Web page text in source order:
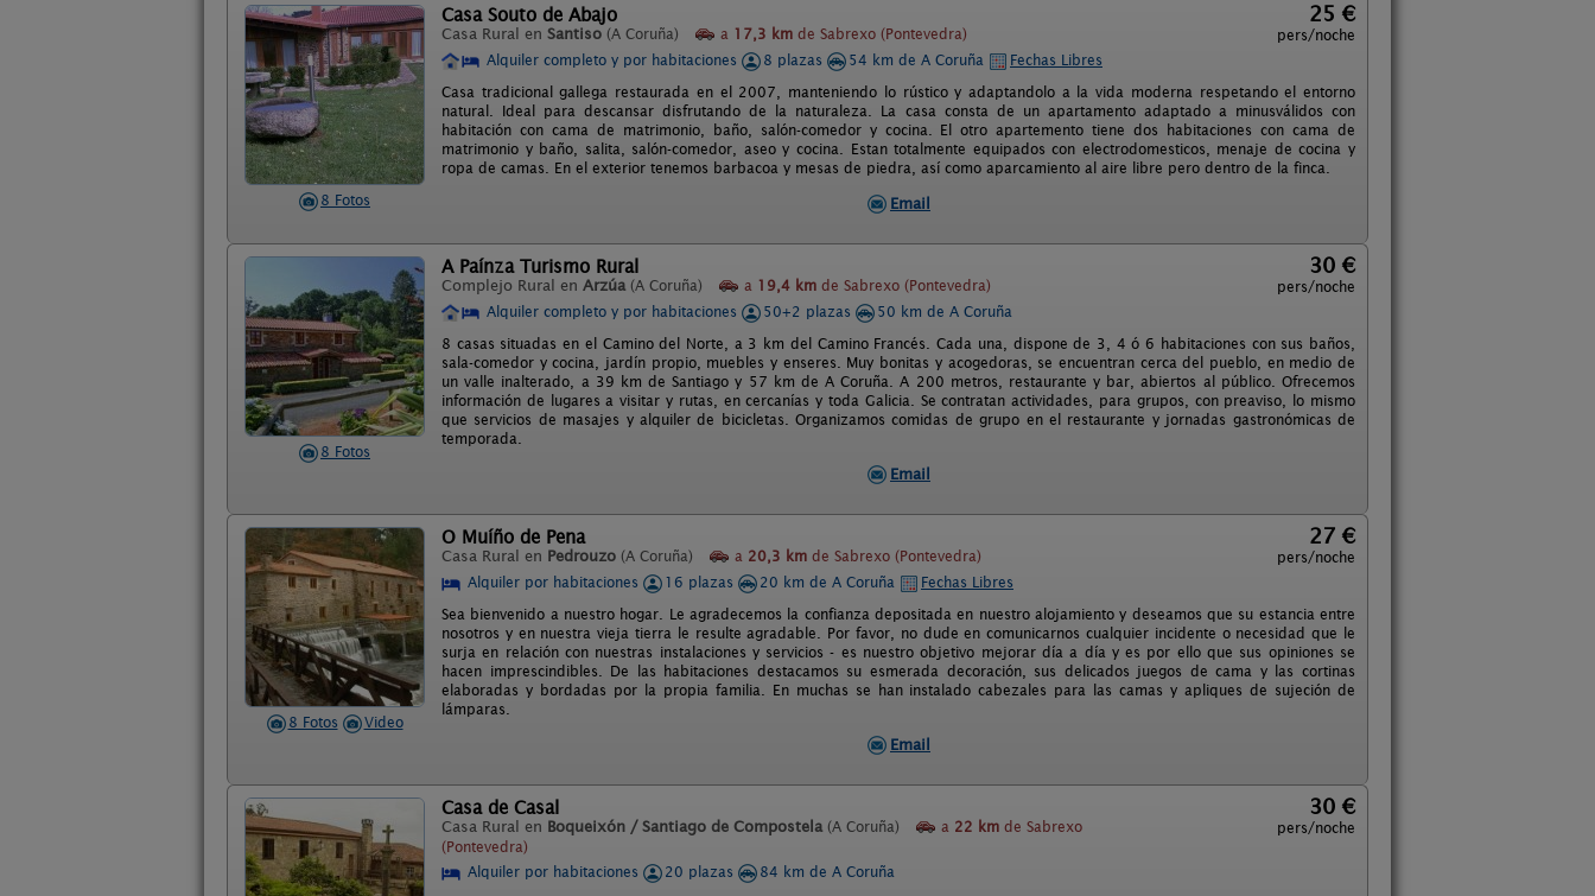
8 Fotos
Casa Souto de Abajo
Casa Rural en Santiso (A Coruña) a 17,3 km de Sabrexo (Pontevedra)
25 €
pers/noche
Alquiler completo y por habitaciones
8 plazas 54 km de A Coruña
Fechas Libres
Casa tradicional gallega restaurada en el 2007, manteniendo lo rústico y adaptandolo a la vida moderna respetando el entorno
natural. Ideal para descansar disfrutando de la naturaleza. La casa consta de un apartamento adaptado a minusválidos con
habitación con cama de matrimonio, baño, salón-comedor y cocina. El otro apartemento tiene dos habitaciones con cama de
matrimonio y baño, salita, salón-comedor, aseo y cocina. Estan totalmente equipados con electrodomesticos, menaje de cocina y
ropa de camas. En el exterior tenemos barbacoa y mesas de piedra, así como aparcamiento al aire libre pero dentro de la finca.
Email
8 Fotos
A Paínza Turismo Rural
Complejo Rural en Arzúa (A Coruña) a 19,4 km de Sabrexo (Pontevedra)
30 €
pers/noche
Alquiler completo y por habitaciones
50+2 plazas
50 km de A Coruña
8 casas situadas en el Camino del Norte, a 3 km del Camino Francés. Cada una, dispone de 3, 4 ó 6 habitaciones con sus baños,
sala-comedor y cocina, jardín propio, muebles y enseres. Muy bonitas y acogedoras, se encuentran cerca del pueblo, en medio de
un valle inalterado, a 39 km de Santiago y 57 km de A Coruña. A 200 metros, restaurante y bar, abiertos al público. Ofrecemos
información de lugares a visitar y rutas, en cercanías y toda Galicia. Se contratan actividades, para grupos, con preaviso, lo mismo
que servicios de masajes y alquiler de bicicletas. Organizamos comidas de grupo en el restaurante y jornadas gastronómicas de
temporada.
Email
8 Fotos Video
O Muíño de Pena
Casa Rural en Pedrouzo (A Coruña) a 20,3 km de Sabrexo (Pontevedra)
27 €
pers/noche
Alquiler por habitaciones
16 plazas 20 km de A Coruña
Fechas Libres
Sea bienvenido a nuestro hogar. Le agradecemos la confianza depositada en nuestro alojamiento y deseamos que su estancia entre
nosotros y en nuestra vieja tierra le resulte agradable. Por favor, no dude en comunicarnos cualquier incidente o necesidad que le
surja en relación con nuestras instalaciones y servicios - es nuestro objetivo mejorar día a día y es por ello que sus opiniones se
hacen imprescindibles. De las habitaciones destacamos su esmerada decoración, sus delicados juegos de cama y las cortinas
elaboradas y bordadas por la propia familia. En muchas se han instalado cabezales para las camas y apliques de sujeción de
lámparas.
Email
Casa de Casal
Casa Rural en Boqueixón / Santiago de Compostela (A Coruña) a 22 km de Sabrexo
(Pontevedra)
30 €
pers/noche
Alquiler por habitaciones 20 plazas
84 km de A Coruña